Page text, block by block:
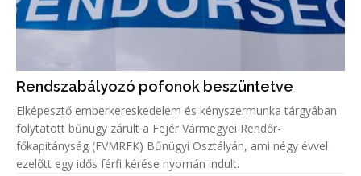
Rendszabályozó pofonok beszüntetve
Elképesztő emberkereskedelem és kényszermunka tárgyában
folytatott bűnügy zárult a Fejér Vármegyei Rendőr-
főkapitányság (FVMRFK) Bűnügyi Osztályán, ami négy évvel
ezelőtt egy idős férfi kérése nyomán indult.